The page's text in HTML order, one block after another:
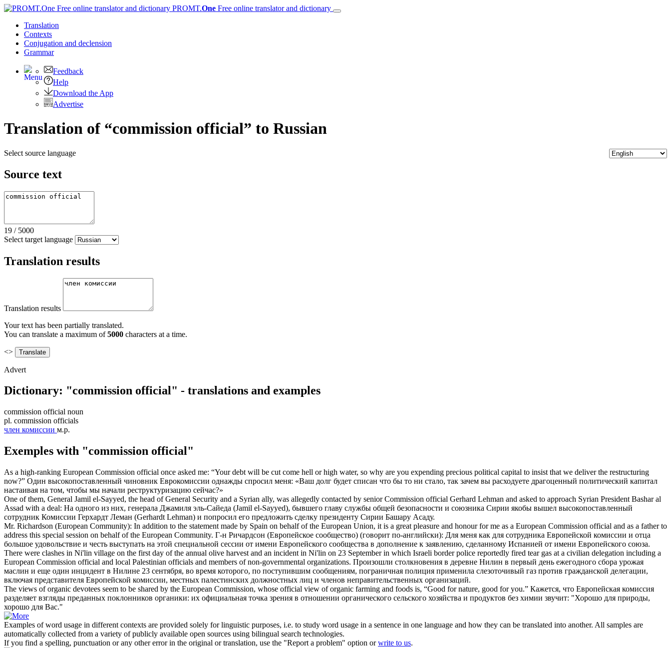
PROMT.One Free online translator and dictionary
Translation
Contexts
Conjugation and declension
Grammar
Feedback
Help
Download the App
Advertise
Translation of “commission official” to Russian
Select source language
Source text
19 / 5000
Select target language
Translation results
Translation results
Your text has been partially translated.
You can translate a maximum of5000 characters at a time.
<>
Advert
Dictionary: "commission official" - translations and examples
commission official noun
pl. commission officials
член комиссии м.р.
Exemples with "commission official"
As a high-ranking European Commission official once asked me: “Your debt will be cut come hell or high water, so why are you expending precious political capital to insist that we deliver the restructuring
now?” Один высокопоставленный чиновник Еврокомиссии однажды спросил меня: «Ваш долг будет списан что бы то ни стало, так зачем вы расходуете драгоценный политический капитал
настаивая на том, чтобы мы начали реструктуризацию сейчас?»
One of them, General Jamil el-Sayyed, the head of General Security and a Syrian ally, was allegedly contacted by seniorCommission official Gerhard Lehman and asked to approach Syrian President Bashar al
Assad with a deal: На одного из них, генерала Джамиля эль-Сайеда (Jamil el-Sayyed), бывшего главу службы общей безопасности и союзника Сирии якобы вышел высокопоставленный
сотрудник Комиссии Герхардт Леман (Gerhardt Lehman) и попросил его предложить сделку президенту Сирии Башару Асаду.
Mr. Richardson (European Community): In addition to the statement made by Spain on behalf of the European Union, it is a great pleasure and honour for me as a European Commission official and as a father to
address this special session on behalf of the European Community. Г-н Ричардсон (Европейское сообщество) (говорит по-английски): Для меня как для сотрудника Европейской комиссии и отца
большое удовольствие и честь выступать на этой специальной сессии от имени Европейского сообщества в дополнение к заявлению, сделанному Испанией от имени Европейского союза.
There were clashes in Ni'lin village on the first day of the annual olive harvest and an incident in Ni'lin on 23 September in which Israeli border police reportedly fired tear gas at a civilian delegation including a
European Commission official and local Palestinian officials and members of non-governmental organizations. Произошли столкновения в деревне Нилин в первый день ежегодного сбора урожая
маслин и еще один инцидент в Нилине 23 сентября, во время которого, по поступившим сообщениям, пограничная полиция применила слезоточивый газ против гражданской делегации,
включая представителя Европейской комиссии, местных палестинских должностных лиц и членов неправительственных организаций.
The views of organic devotees seem to be shared by the European Commission, whose official view of organic farming and foods is, “Good for nature, good for you.” Кажется, что Европейская комиссия
разделяет взгляды преданных поклонников органики: их официальная точка зрения в отношении органического сельского хозяйства и продуктов без химии звучит: "Хорошо для природы,
хорошо для Вас."
Examples of word usage in different contexts are provided solely for linguistic purposes, i.e. to study word usage in a sentence in one language and how they can be translated into another. All samples are
automatically collected from a variety of publicly available open sources using bilingual search technologies.
If you find a spelling, punctuation or any other error in the original or translation, use the "Report a problem" option orwrite to us.